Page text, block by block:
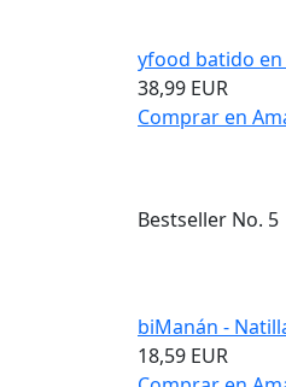
yfood batido
38,99 EUR
Comprar en
Bestseller No. 5
biManán -
18,59 EUR